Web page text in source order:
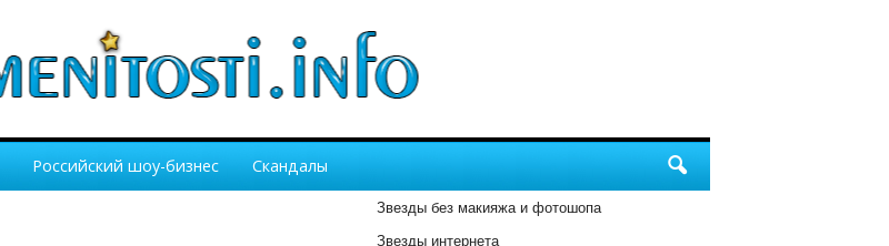
Российский шоу-бизнес Скандалы
Звезды без макияжа и фотошопа
Звезды интернета